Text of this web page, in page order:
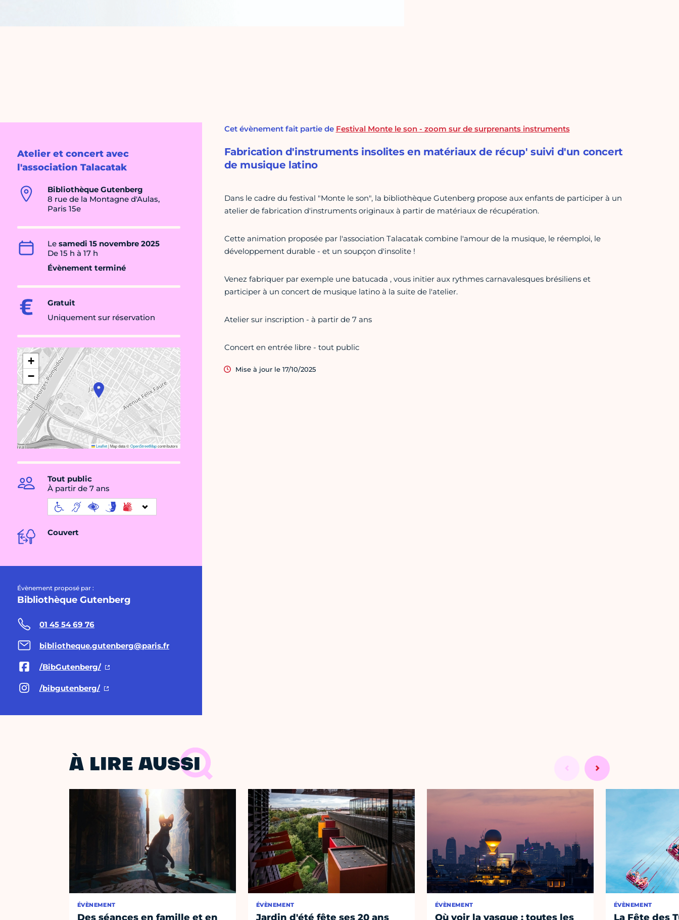
Atelier et concert avec
l'association Talacatak
Bibliothèque Gutenberg
8 rue de la Montagne d'Aulas,
Paris 15e
Le samedi 15 novembre 2025
De 15 h à 17 h
Évènement terminé
Gratuit
Uniquement sur réservation
+
−
Leaflet|Map data ©OpenStreetMapcontributors
Tout public
À partir de 7 ans
Couvert
Évènement proposé par :
Bibliothèque Gutenberg
01 45 54 69 76
bibliotheque.gutenberg@paris.fr
/BibGutenberg/
/bibgutenberg/
Cet évènement fait partie de Festival Monte le son - zoom sur de surprenants instruments
Fabrication d'instruments insolites en matériaux de récup' suivi d'un concert
de musique latino
Dans le cadre du festival "Monte le son", la bibliothèque Gutenberg propose aux enfants de participer à un
atelier de fabrication d'instruments originaux à partir de matériaux de récupération.
Cette animation proposée par l'association Talacatak combine l'amour de la musique, le réemploi, le
développement durable - et un soupçon d'insolite !
Venez fabriquer par exemple une batucada , vous initier aux rythmes carnavalesques brésiliens et
participer à un concert de musique latino à la suite de l'atelier.
Atelier sur inscription - à partir de 7 ans
Concert en entrée libre - tout public
Mise à jour le 17/10/2025
À LIRE AUSSI
ÉVÈNEMENT
Des séances en famille et en
ÉVÈNEMENT
Jardin d'été fête ses 20 ans
ÉVÈNEMENT
Où voir la vasque : toutes les
ÉVÈNEMENT
La Fête des